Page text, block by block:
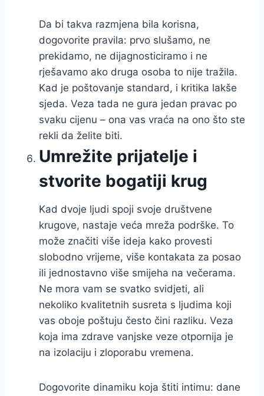
Da bi takva razmjena bila korisna,
dogovorite pravila: prvo slušamo, ne
prekidamo, ne dijagnosticiramo i ne
rješavamo ako druga osoba to nije tražila.
Kad je poštovanje standard, i kritika lakše
sjeda. Veza tada ne gura jedan pravac po
svaku cijenu – ona vas vraća na ono što ste
rekli da želite biti.
Umrežite prijatelje i
stvorite bogatiji krug
Kad dvoje ljudi spoji svoje društvene
krugove, nastaje veća mreža podrške. To
može značiti više ideja kako provesti
slobodno vrijeme, više kontakata za posao
ili jednostavno više smijeha na večerama.
Ne mora vam se svatko svidjeti, ali
nekoliko kvalitetnih susreta s ljudima koji
vas oboje poštuju često čini razliku. Veza
koja ima zdrave vanjske veze otpornija je
na izolaciju i zloporabu vremena.
Dogovorite dinamiku koja štiti intimu: dane